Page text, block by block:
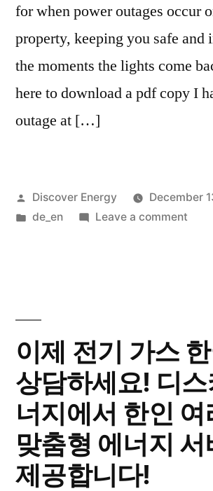
for when power outages occur
property, keeping you safe
the moments the lights come
here to download a pdf copy I
outage at […]
Posted
by
Discover Energy
December
Posted
de_en Leave a commenton
loses
이제 전기 가스
상담하세요! 디스
너지에서 한인 여
맞춤형 에너지
제공합니다!